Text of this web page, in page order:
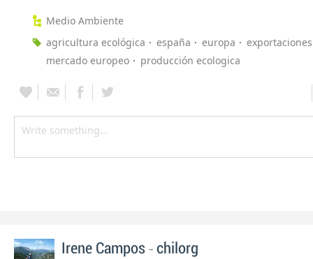
Medio Ambiente
agricultura ecológica
españa europa
exportaciones
mercado europeo
producción ecologica
Irene Campos - chilorg